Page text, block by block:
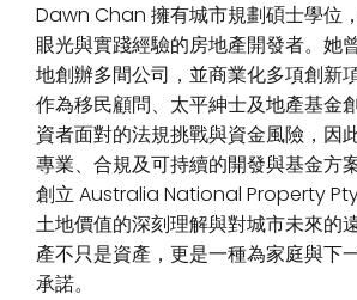
Dawn Chan 擁有城市規劃碩士學位
眼光與實踐經驗的房地產開發者。她
地創辦多間公司，並商業化多項創新項
作為移民顧問、太平紳士及地產基金
資者面對的法規挑戰與資金風險，因
專業、合規及可持續的開發與基金方案
創立 Australia National Property
土地價值的深刻理解與對城市未來的
產不只是資產，更是一種為家庭與下
承諾。